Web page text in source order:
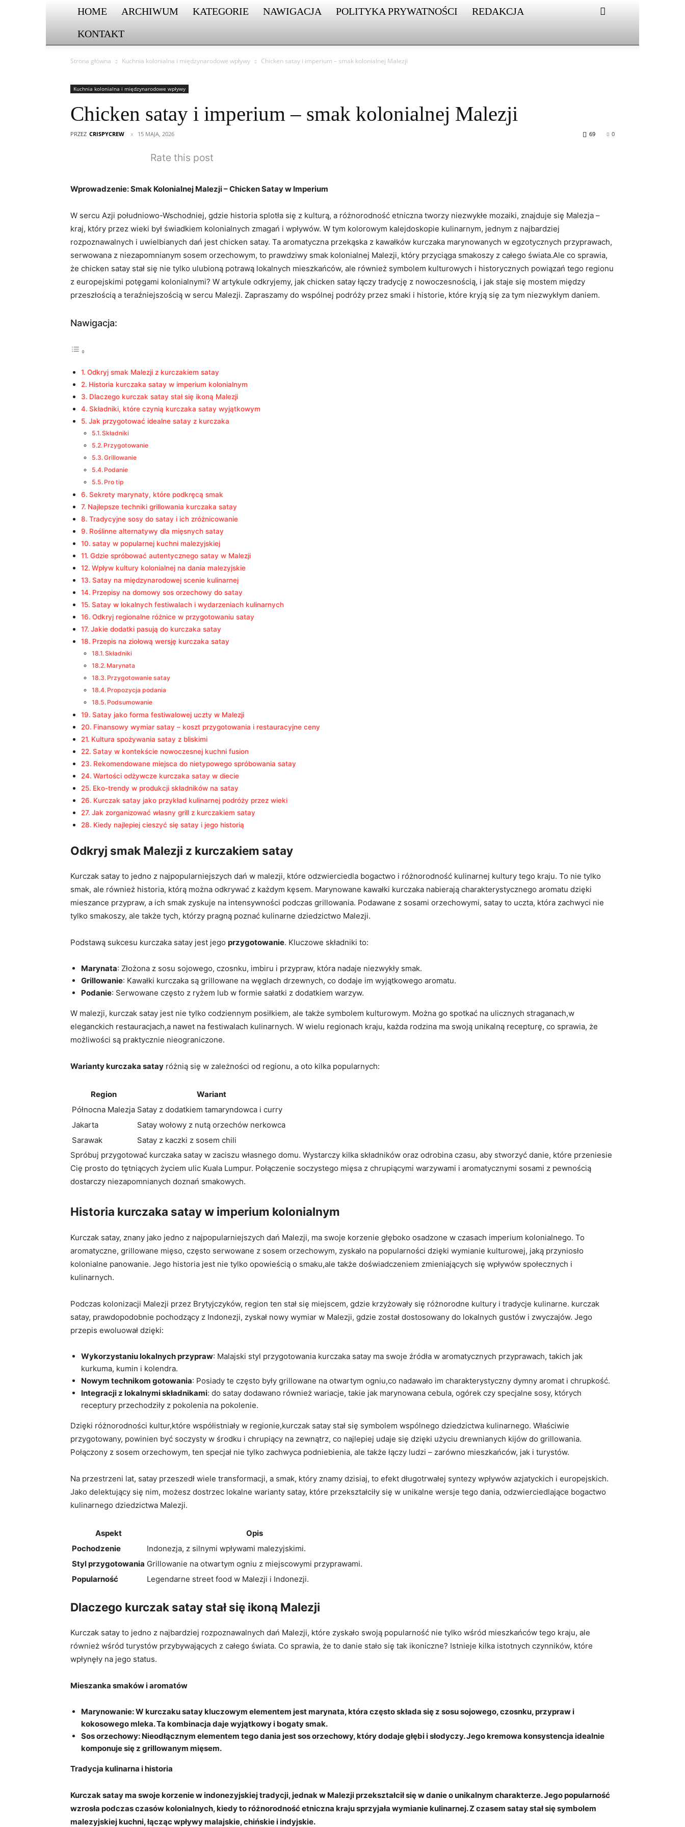
HOME ARCHIWUM KATEGORIE NAWIGACJA POLITYKA PRYWATNOŚCI
REDAKCJA
KONTAKT
Strona główna Kuchnia kolonialna i międzynarodowe wpływy Chicken satay i imperium – smak kolonialnej Malezji
Kuchnia kolonialna i międzynarodowe wpływy
Chicken satay i imperium – smak kolonialnej Malezji
PRZEZ CRISPYCREW 15 MAJA, 2026 0
69
Rate this post
Wprowadzenie: Smak Kolonialnej Malezji – Chicken Satay w Imperium
W sercu Azji południowo-Wschodniej, gdzie historia splotła się z kulturą, a różnorodność etniczna tworzy niezwykłe mozaiki, znajduje się Malezja –
kraj, który przez wieki był świadkiem kolonialnych zmagań i wpływów. W tym kolorowym kalejdoskopie kulinarnym, jednym z najbardziej
rozpoznawalnych i uwielbianych dań jest chicken satay. Ta aromatyczna przekąska z kawałków kurczaka marynowanych w egzotycznych przyprawach,
serwowana z niezapomnianym sosem orzechowym, to prawdziwy smak kolonialnej Malezji, który przyciąga smakoszy z całego świata.Ale co sprawia,
że chicken satay stał się nie tylko ulubioną potrawą lokalnych mieszkańców, ale również symbolem kulturowych i historycznych powiązań tego regionu
z europejskimi potęgami kolonialnymi? W artykule odkryjemy, jak chicken satay łączy tradycję z nowoczesnością, i jak staje się mostem między
przeszłością a teraźniejszością w sercu Malezji. Zapraszamy do wspólnej podróży przez smaki i historie, które kryją się za tym niezwykłym daniem.
Nawigacja:
Odkryj smak Malezji z kurczakiem satay
Historia kurczaka satay w imperium kolonialnym
Dlaczego kurczak satay stał się ikoną Malezji
Składniki, które czynią kurczaka satay wyjątkowym
Jak przygotować idealne satay z kurczaka
Składniki
Przygotowanie
Grillowanie
Podanie
Pro tip
Sekrety marynaty, które podkręcą smak
Najlepsze techniki grillowania kurczaka satay
Tradycyjne sosy do satay i ich zróżnicowanie
Roślinne alternatywy dla mięsnych satay
satay w popularnej kuchni malezyjskiej
Gdzie spróbować autentycznego satay w Malezji
Wpływ kultury kolonialnej na dania malezyjskie
Satay na międzynarodowej scenie kulinarnej
Przepisy na domowy sos orzechowy do satay
Satay w lokalnych festiwalach i wydarzeniach kulinarnych
Odkryj regionalne różnice w przygotowaniu satay
Jakie dodatki pasują do kurczaka satay
Przepis na ziołową wersję kurczaka satay
Składniki
Marynata
Przygotowanie satay
Propozycja podania
Podsumowanie
Satay jako forma festiwalowej uczty w Malezji
Finansowy wymiar satay – koszt przygotowania i restauracyjne ceny
Kultura spożywania satay z bliskimi
Satay w kontekście nowoczesnej kuchni fusion
Rekomendowane miejsca do nietypowego spróbowania satay
Wartości odżywcze kurczaka satay w diecie
Eko-trendy w produkcji składników na satay
Kurczak satay jako przykład kulinarnej podróży przez wieki
Jak zorganizować własny grill z kurczakiem satay
Kiedy najlepiej cieszyć się satay i jego historią
Odkryj smak Malezji z kurczakiem satay
Kurczak satay to jedno z najpopularniejszych dań w malezji, które odzwierciedla bogactwo i różnorodność kulinarnej kultury tego kraju. To nie tylko
smak, ale również historia, którą można odkrywać z każdym kęsem. Marynowane kawałki kurczaka nabierają charakterystycznego aromatu dzięki
mieszance przypraw, a ich smak zyskuje na intensywności podczas grillowania. Podawane z sosami orzechowymi, satay to uczta, która zachwyci nie
tylko smakoszy, ale także tych, którzy pragną poznać kulinarne dziedzictwo Malezji.
Podstawą sukcesu kurczaka satay jest jego przygotowanie. Kluczowe składniki to:
Marynata: Złożona z sosu sojowego, czosnku, imbiru i przypraw, która nadaje niezwykły smak.
Grillowanie: Kawałki kurczaka są grillowane na węglach drzewnych, co dodaje im wyjątkowego aromatu.
Podanie: Serwowane często z ryżem lub w formie sałatki z dodatkiem warzyw.
W malezji, kurczak satay jest nie tylko codziennym posiłkiem, ale także symbolem kulturowym. Można go spotkać na ulicznych straganach,w
eleganckich restauracjach,a nawet na festiwalach kulinarnych. W wielu regionach kraju, każda rodzina ma swoją unikalną recepturę, co sprawia, że
możliwości są praktycznie nieograniczone.
Warianty kurczaka satay różnią się w zależności od regionu, a oto kilka popularnych:
Region
Wariant
Północna Malezja Satay z dodatkiem tamaryndowca i curry
Jakarta
Satay wołowy z nutą orzechów nerkowca
Sarawak
Satay z kaczki z sosem chili
Spróbuj przygotować kurczaka satay w zaciszu własnego domu. Wystarczy kilka składników oraz odrobina czasu, aby stworzyć danie, które przeniesie
Cię prosto do tętniących życiem ulic Kuala Lumpur. Połączenie soczystego mięsa z chrupiącymi warzywami i aromatycznymi sosami z pewnością
dostarczy niezapomnianych doznań smakowych.
Historia kurczaka satay w imperium kolonialnym
Kurczak satay, znany jako jedno z najpopularniejszych dań Malezji, ma swoje korzenie głęboko osadzone w czasach imperium kolonialnego. To
aromatyczne, grillowane mięso, często serwowane z sosem orzechowym, zyskało na popularności dzięki wymianie kulturowej, jaką przyniosło
kolonialne panowanie. Jego historia jest nie tylko opowieścią o smaku,ale także doświadczeniem zmieniających się wpływów społecznych i
kulinarnych.
Podczas kolonizacji Malezji przez Brytyjczyków, region ten stał się miejscem, gdzie krzyżowały się różnorodne kultury i tradycje kulinarne. kurczak
satay, prawdopodobnie pochodzący z Indonezji, zyskał nowy wymiar w Malezji, gdzie został dostosowany do lokalnych gustów i zwyczajów. Jego
przepis ewoluował dzięki:
Wykorzystaniu lokalnych przypraw: Malajski styl przygotowania kurczaka satay ma swoje źródła w aromatycznych przyprawach, takich jak
kurkuma, kumin i kolendra.
Nowym technikom gotowania: Posiady te często były grillowane na otwartym ogniu,co nadawało im charakterystyczny dymny aromat i chrupkość.
Integracji z lokalnymi składnikami: do satay dodawano również wariacje, takie jak marynowana cebula, ogórek czy specjalne sosy, których
receptury przechodziły z pokolenia na pokolenie.
Dzięki różnorodności kultur,które współistniały w regionie,kurczak satay stał się symbolem wspólnego dziedzictwa kulinarnego. Właściwie
przygotowany, powinien być soczysty w środku i chrupiący na zewnątrz, co najlepiej udaje się dzięki użyciu drewnianych kijów do grillowania.
Połączony z sosem orzechowym, ten specjał nie tylko zachwyca podniebienia, ale także łączy ludzi – zarówno mieszkańców, jak i turystów.
Na przestrzeni lat, satay przeszedł wiele transformacji, a smak, który znamy dzisiaj, to efekt długotrwałej syntezy wpływów azjatyckich i europejskich.
Jako delektujący się nim, możesz dostrzec lokalne warianty satay, które przekształciły się w unikalne wersje tego dania, odzwierciedlające bogactwo
kulinarnego dziedzictwa Malezji.
Aspekt
Opis
Pochodzenie
Indonezja, z silnymi wpływami malezyjskimi.
Styl przygotowania Grillowanie na otwartym ogniu z miejscowymi przyprawami.
Popularność
Legendarne street food w Malezji i Indonezji.
Dlaczego kurczak satay stał się ikoną Malezji
Kurczak satay to jedno z najbardziej rozpoznawalnych dań Malezji, które zyskało swoją popularność nie tylko wśród mieszkańców tego kraju, ale
również wśród turystów przybywających z całego świata. Co sprawia, że to danie stało się tak ikoniczne? Istnieje kilka istotnych czynników, które
wpłynęły na jego status.
Mieszanka smaków i aromatów
Marynowanie:W kurczaku satay kluczowym elementem jest marynata, która często składa się z sosu sojowego, czosnku, przypraw i
kokosowego mleka. Ta kombinacja daje wyjątkowy i bogaty smak.
Sos orzechowy: Nieodłącznym elementem tego dania jest sos orzechowy, który dodaje głębi i słodyczy. Jego kremowa konsystencja idealnie
komponuje się z grillowanym mięsem.
Tradycja kulinarna i historia
Kurczak satay ma swoje korzenie w indonezyjskiej tradycji, jednak w Malezji przekształcił się w danie o unikalnym charakterze. Jego popularność
wzrosła podczas czasów kolonialnych, kiedy to różnorodność etniczna kraju sprzyjała wymianie kulinarnej. Z czasem satay stał się symbolem
malezyjskiej kuchni, łącząc wpływy malajskie, chińskie i indyjskie.